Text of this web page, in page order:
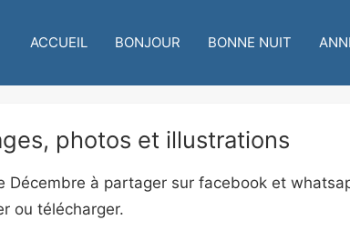
ACCUEIL BONJOUR BONNE NUIT
photos et illustrations
Décembre à partager sur facebook et
ou télécharger.